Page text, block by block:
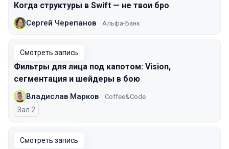
Когда структуры в Swift — не твои бро
Сергей Черепанов Альфа-Банк
Смотреть запись
Фильтры для лица под капотом: Vision,
сегментация и шейдеры в бою
Владислав Марков Coffee&Code
Зал 2
Смотреть запись